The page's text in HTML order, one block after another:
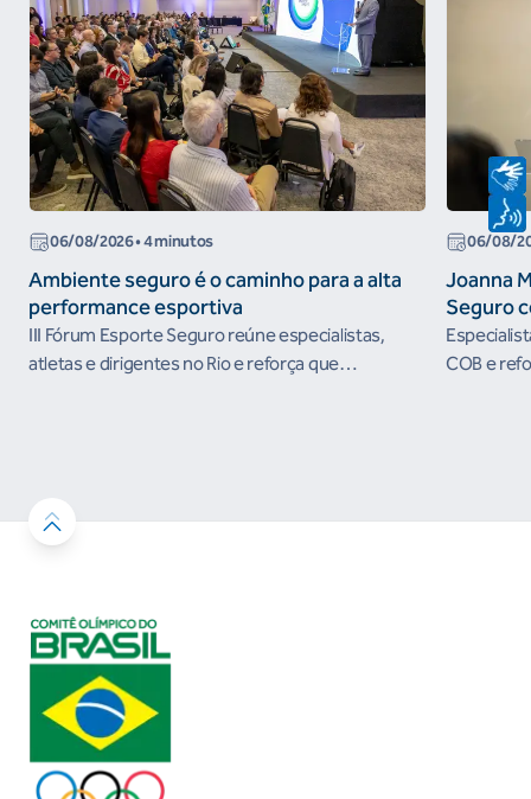
06/08/2026• 4 minutos
Ambiente seguro é o caminho para a alta
performance esportiva
III Fórum Esporte Seguro reúne especialistas,
atletas e dirigentes no Rio e reforça que
06/08/
Joanna
Seguro
COB e